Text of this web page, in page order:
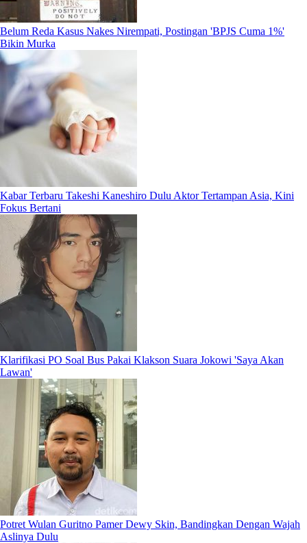
Belum Reda Kasus Nakes Nirempati, Postingan 'BPJS Cuma 1%'
Bikin Murka
Kabar Terbaru Takeshi Kaneshiro Dulu Aktor Tertampan Asia, Kini
Fokus Bertani
Klarifikasi PO Soal Bus Pakai Klakson Suara Jokowi 'Saya Akan
Lawan'
Potret Wulan Guritno Pamer Dewy Skin, Bandingkan Dengan Wajah
Aslinya Dulu